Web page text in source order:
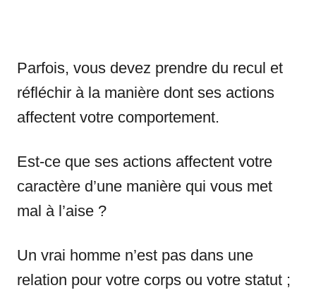
Parfois, vous devez prendre du recul et
réfléchir à la manière dont ses actions
affectent votre comportement.
Est-ce que ses actions affectent votre
caractère d’une manière qui vous met
mal à l’aise ?
Un vrai homme n’est pas dans une
relation pour votre corps ou votre statut ;